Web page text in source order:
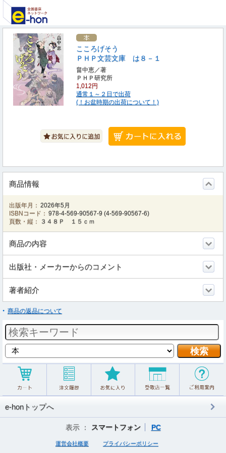
こころげそう
ＰＨＰ文芸文庫 は８－１
畠中恵／著
ＰＨＰ研究所
1,012円
通常１～２日で出荷
(！お盆時期の出荷について！)
商品情報
出版年月： 2026年5月
ISBNコード： 978-4-569-90567-9 (4-569-90567-6)
頁数・縦：
３４８Ｐ １５ｃｍ
商品の内容
出版社・メーカーからのコメント
著者紹介
商品の返品について
e-honトップへ
表示 ： スマートフォン PC
運営会社概要 プライバシーポリシー